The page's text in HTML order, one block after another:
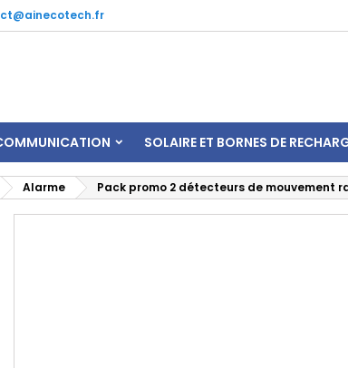
SOLAIRE ET BORNES DE
Alarme Pack promo 2 détecteurs de mouvement